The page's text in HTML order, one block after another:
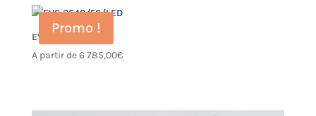
Promo !
EVS 2540/FS/LED
A partir de6 785,00€